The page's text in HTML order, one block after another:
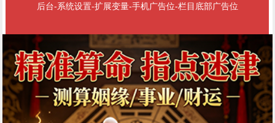
后台-系统设置-扩展变量-手机广告位-栏目底部广告位